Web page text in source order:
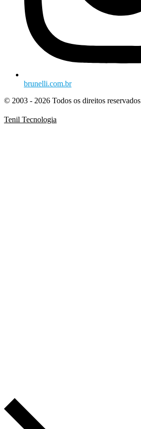
brunelli.com.br
© 2003 - 2026 Todos os direitos reservados
Tenil Tecnologia